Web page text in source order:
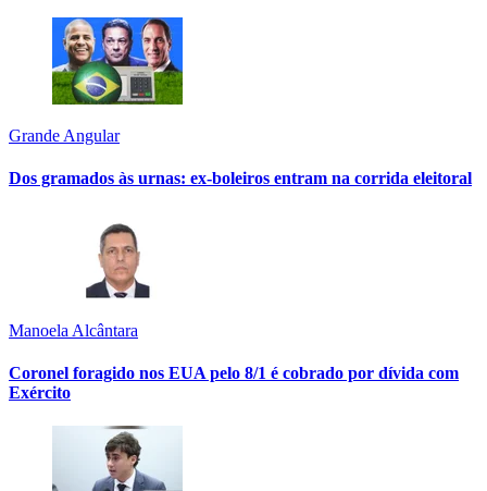
Grande Angular
Dos gramados às urnas: ex-boleiros entram na corrida eleitoral
Manoela Alcântara
Coronel foragido nos EUA pelo 8/1 é cobrado por dívida com
Exército